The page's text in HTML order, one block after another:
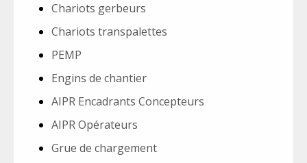
Chariots gerbeurs
Chariots transpalettes
PEMP
Engins de chantier
AIPR Encadrants Concepteurs
AIPR Opérateurs
Grue de chargement